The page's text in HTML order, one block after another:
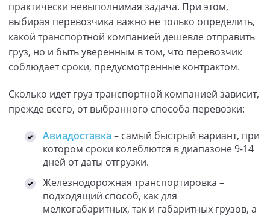
практически невыполнимая задача. При этом,
выбирая перевозчика важно не только определить,
какой транспортной компанией дешевле отправить
груз, но и быть уверенным в том, что перевозчик
соблюдает сроки, предусмотренные контрактом.
Сколько идет груз транспортной компанией зависит,
прежде всего, от выбранного способа перевозки:
Авиадоставка – самый быстрый вариант, при
котором сроки колеблются в диапазоне 9-14
дней от даты отгрузки.
Железнодорожная транспортировка –
подходящий способ, как для
мелкогабаритных, так и габаритных грузов, а